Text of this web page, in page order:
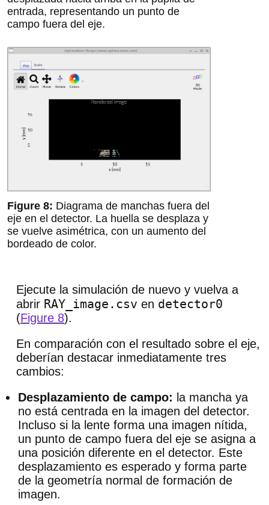
entrada, representando un punto de
campo fuera del eje.
Diagrama de manchas fuera del
eje en el detector. La huella se desplaza y
se vuelve asimétrica, con un aumento del
bordeado de color.
Ejecute la simulación de nuevo y vuelva a
abrir RAY_image.csv en detector0
(Figure 8).
En comparación con el resultado sobre el eje,
deberían destacar inmediatamente tres
cambios:
Desplazamiento de campo: la mancha ya
no está centrada en la imagen del detector.
Incluso si la lente forma una imagen nítida,
un punto de campo fuera del eje se asigna a
una posición diferente en el detector. Este
desplazamiento es esperado y forma parte
de la geometría normal de formación de
imagen.